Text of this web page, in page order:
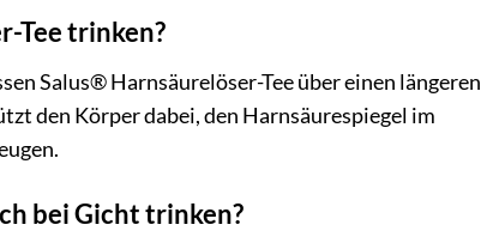
Tee trinken?
Salus® Harnsäurelöser-Tee über einen längeren
den Körper dabei, den Harnsäurespiegel im
bei Gicht trinken?